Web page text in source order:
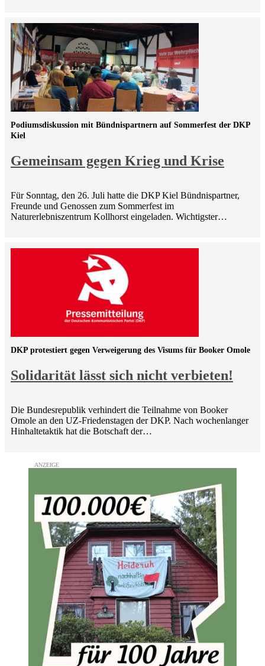
Gemeinsam gegen Krieg und Krise
Podiumsdiskussion mit Bündnispartnern auf Sommerfest der DKP
Kiel
Für Sonntag, den 26. Juli hatte die DKP Kiel Bündnispartner,
Freunde und Genossen zum Sommerfest im
Naturerlebniszentrum Kollhorst eingeladen. Wichtigster…
Solidarität lässt sich nicht verbieten!
DKP protestiert gegen Verweigerung des Visums für Booker Omole
Die Bundesrepublik verhindert die Teilnahme von Booker
Omole an den UZ-Friedenstagen der DKP. Nach wochenlanger
Hinhaltetaktik hat die Botschaft der…